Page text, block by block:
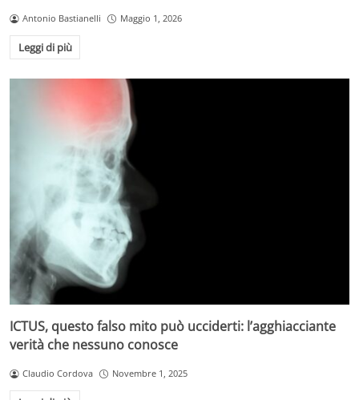
Antonio Bastianelli Maggio 1, 2026
Leggi di più
ICTUS, questo falso mito può ucciderti: l’agghiacciante
verità che nessuno conosce
Claudio Cordova Novembre 1, 2025